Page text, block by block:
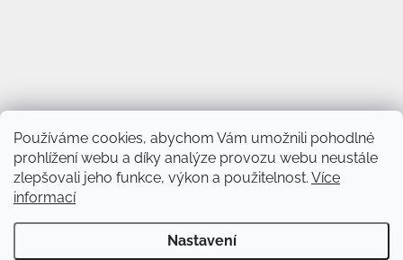
Používáme cookies, abychom Vám umožnili pohodlné
prohlížení webu a díky analýze provozu webu neustále
zlepšovali jeho funkce, výkon a použitelnost. Více
informací
Nastavení
Vytvořil Shoptet